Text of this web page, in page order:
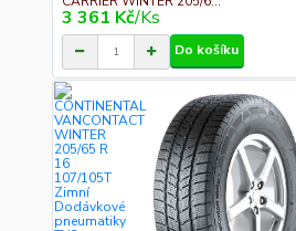
3 361 Kč/Ks
Do košíku